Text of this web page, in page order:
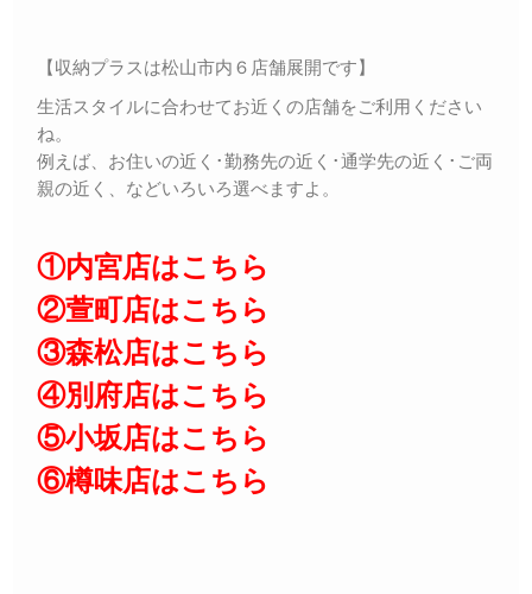
【収納プラスは松山市内６店舗展開です】
生活スタイルに合わせてお近くの店舗をご利用ください
ね。
例えば、お住いの近く･勤務先の近く･通学先の近く･ご両
親の近く、などいろいろ選べますよ。
①内宮店はこちら
②萱町店はこちら
③森松店はこちら
④別府店はこちら
⑤小坂店はこちら
⑥樽味店はこちら